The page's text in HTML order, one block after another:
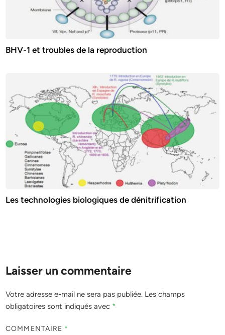
BHV-1 et troubles de la reproduction
Les technologies biologiques de dénitrification
Laisser un commentaire
Votre adresse e-mail ne sera pas publiée. Les champs
obligatoires sont indiqués avec *
COMMENTAIRE *